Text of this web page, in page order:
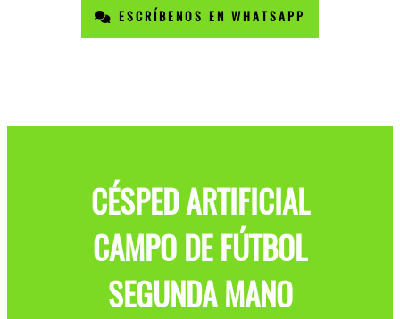
ESCRÍBENOS EN WHATSAPP
CÉSPED ARTIFICIAL
CAMPO DE FÚTBOL
SEGUNDA MANO